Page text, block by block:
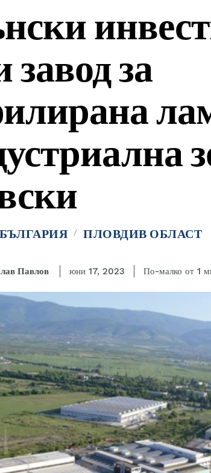
завод за
БЪЛГАРИЯ ПЛОВДИВ ОБЛАСТ
Павлов юни 17, 2023 По-малко от 1